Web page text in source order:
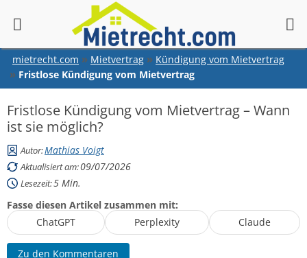
mietrecht.com Mietvertrag
Kündigung vom Mietvertrag
Fristlose Kündigung vom Mietvertrag
Fristlose Kündigung vom Mietvertrag – Wann
ist sie möglich?
Autor:Mathias Voigt
Aktualisiert am:09/07/2026
Lesezeit:5 Min.
Fasse diesen Artikel zusammen mit:
ChatGPT
Perplexity Claude
Zu den Kommentaren